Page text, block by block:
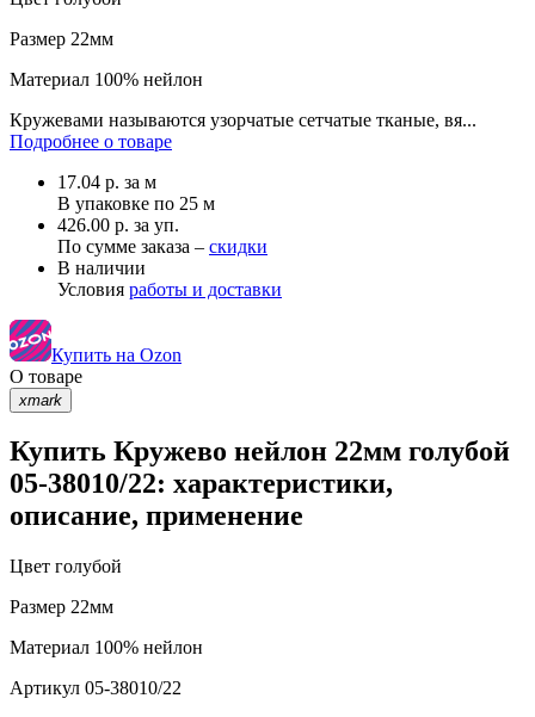
Размер 22мм
Материал 100% нейлон
Кружевами называются узорчатые сетчатые тканые, вя...
Подробнее о товаре
17.04 р. за м
В упаковке по 25 м
426.00 р. за уп.
По сумме заказа – скидки
В наличии
Условия работы и доставки
Купить на Ozon
О товаре
xmark
Купить Кружево нейлон 22мм голубой
05-38010/22: характеристики,
описание, применение
Цвет голубой
Размер 22мм
Материал 100% нейлон
Артикул 05-38010/22